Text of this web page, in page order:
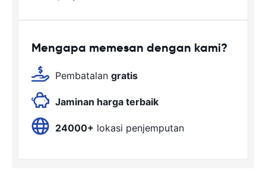
Mengapa memesan dengan kami?
Pembatalan gratis
Jaminan harga terbaik
24000+ lokasi penjemputan